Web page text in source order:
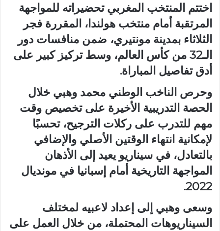
اختتم المنتخب المغربي تحضيراته للمواجهة
المرتقبة أمام منتخب هولندا، المقررة فجر
الثلاثاء بمدينة مونتيري، ضمن منافسات دور
الـ32 من كأس العالم، وسط تركيز كبير على
أدق تفاصيل المباراة.
وحرص الناخب الوطني محمد وهبي خلال
الحصة التدريبية الأخيرة على تخصيص وقت
مهم للتدرب على ركلات الترجيح، تحسبًا
لإمكانية انتهاء الوقتين الأصلي والإضافي
بالتعادل، في سيناريو يعيد إلى الأذهان
المواجهة التاريخية أمام إسبانيا في مونديال
2022.
وسعى وهبي إلى إعداد لاعبيه لمختلف
السيناريوهات المحتملة، من خلال العمل على